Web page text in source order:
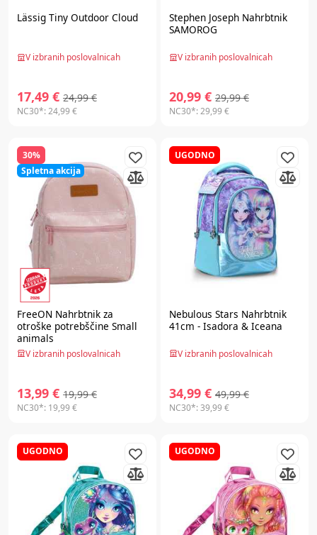
Lässig Tiny Outdoor Cloud
V izbranih poslovalnicah
17,49 € 24,99 €
NC30*:24,99 €
Stephen Joseph Nahrbtnik
SAMOROG
V izbranih poslovalnicah
20,99 € 29,99 €
NC30*:29,99 €
30%
Spletna akcija
FreeON Nahrbtnik za
otroške potrebščine Small
animals
V izbranih poslovalnicah
13,99 € 19,99 €
NC30*: 19,99 €
UGODNO
Nebulous Stars Nahrbtnik
41cm - Isadora & Iceana
V izbranih poslovalnicah
34,99 € 49,99 €
NC30*:39,99 €
UGODNO UGODNO